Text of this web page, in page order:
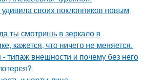
удивила своих поклонников новым
ты смотришь в зеркало в
кажется, что ничего не меняется.
- типаж внешности и почему без него